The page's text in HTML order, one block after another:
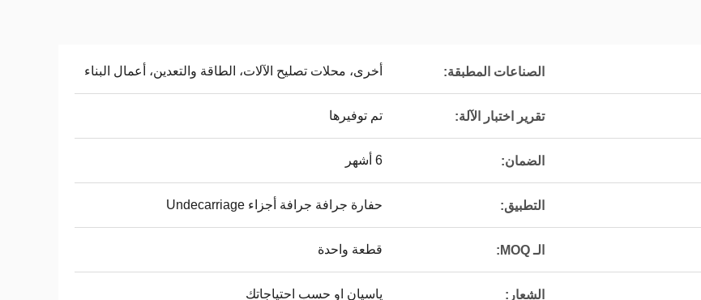
الصناعات المطبقة: أخرى، محلات تصليح الآلات، الطاقة والتعدين، أعمال البناء
تقرير اختبار الآلة: تم توفيرها
الضمان: 6 أشهر
التطبيق: حفارة جرافة جرافة أجزاء Undecarriage
الـ MOQ: قطعة واحدة
الشعار: ياسيان او حسب احتياجاتك